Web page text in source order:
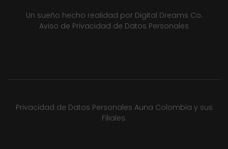
Un sueño hecho realidad por Digital Dreams Co.
Aviso de Privacidad de Datos Personales
Privacidad de Datos Personales Auna Colombia y sus
Filiales.